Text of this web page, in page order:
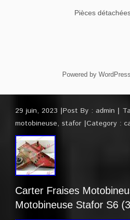
Pièces
Powered by WordPress
29 juin, 2023 Post By : admin
motobineuse, stafor Category :
Carter Fraises
Motobineuse Stafor S6